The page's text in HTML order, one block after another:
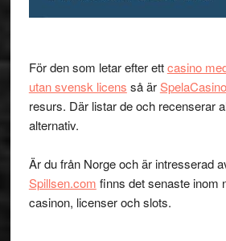
För den som letar efter ettcasino
utan svensk licens så är
resurs. Där listar de och recenserar
alternativ.
Är du från Norge och är intresserad
Spillsen.com finns det senaste inom
casinon, licenser och slots.